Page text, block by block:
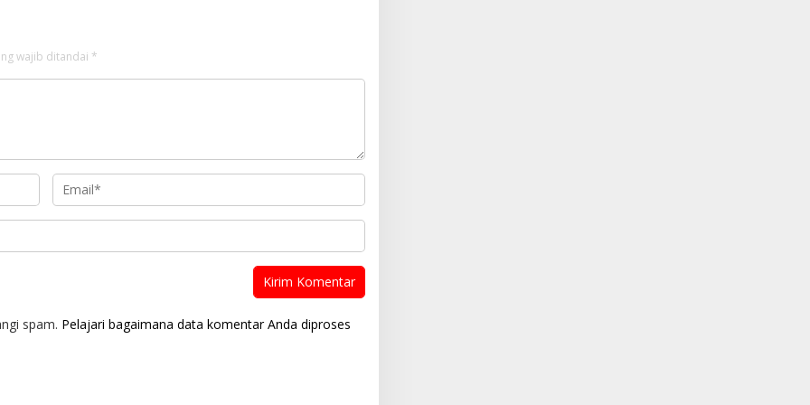
wajib ditandai *
spam. Pelajari bagaimana data komentar Anda diproses